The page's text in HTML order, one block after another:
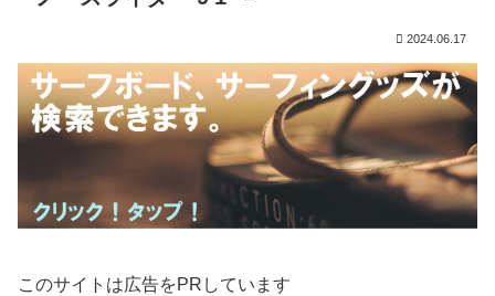
2024.06.17
このサイトは広告をPRしています